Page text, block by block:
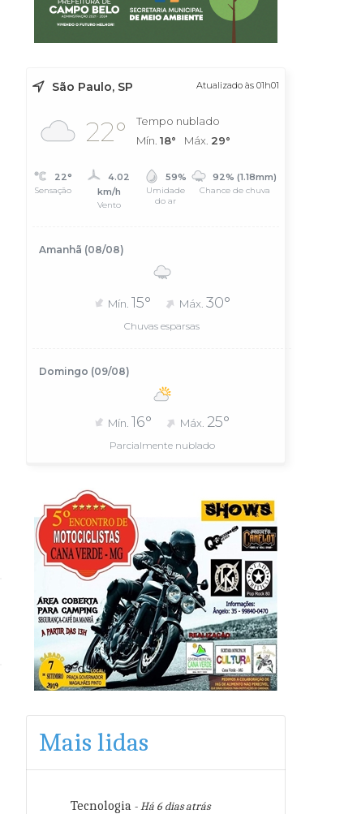
São Paulo, SP Atualizado às 01h01
22°
Tempo nublado
Mín. 18° Máx. 29°
22°
Sensação
4.02
km/h
Vento
59%
Umidade
do ar
92% (1.18mm)
Chance de chuva
Amanhã (08/08)
Mín. 15° Máx. 30°
Chuvas esparsas
Domingo (09/08)
Mín. 16° Máx. 25°
Parcialmente nublado
Mais lidas
Tecnologia - Há 6 dias atrás